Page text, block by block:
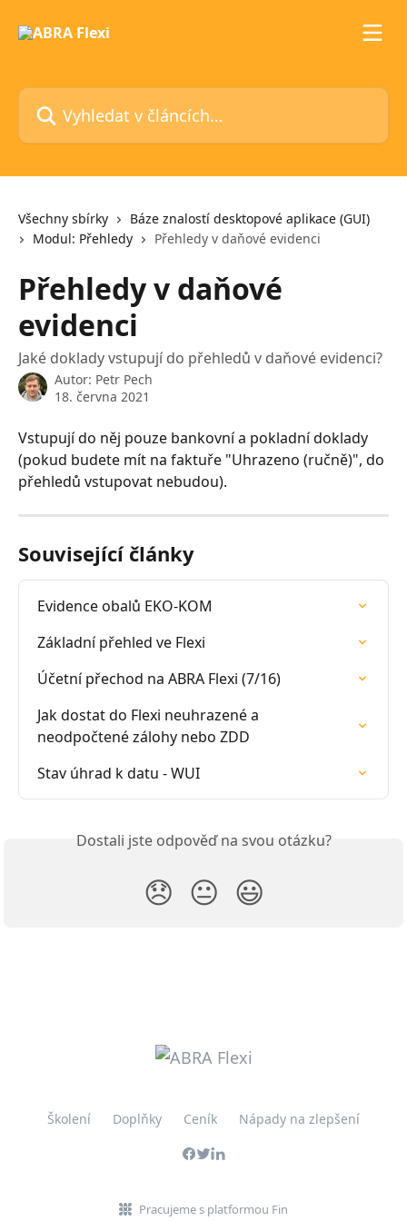
Vyhledat v článcích…
Všechny sbírky
Báze znalostí desktopové aplikace (GUI)
Modul: Přehledy
​ Přehledy v daňové evidenci
​ Přehledy v daňové
evidenci
​ Jaké doklady vstupují do přehledů v daňové evidenci?
Autor: Petr Pech
18. června 2021
Vstupují do něj pouze bankovní a pokladní doklady
(pokud budete mít na faktuře "Uhrazeno (ručně)", do
přehledů vstupovat nebudou).
Související články
Evidence obalů EKO-KOM
Základní přehled ve Flexi
Účetní přechod na ABRA Flexi (7/16)
Jak dostat do Flexi neuhrazené a
neodpočtené zálohy nebo ZDD
Stav úhrad k datu - WUI
Dostali jste odpověď na svou otázku?
😞 😐 😃
Školení Doplňky Ceník Nápady na zlepšení
Pracujeme s platformou Fin